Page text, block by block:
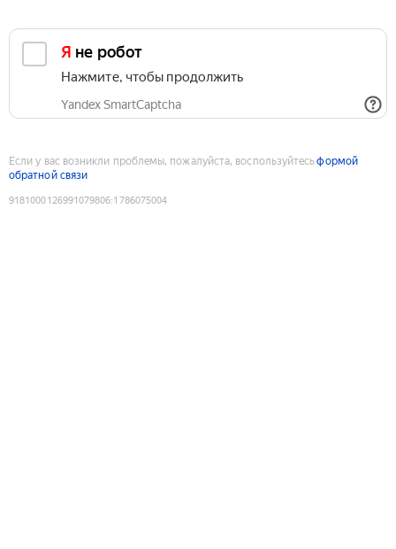
Я не робот
Нажмите, чтобы продолжить
Yandex SmartCaptcha
Если у вас возникли проблемы, пожалуйста, воспользуйтесьформой
обратной связи
9181000126991079806:1786075004